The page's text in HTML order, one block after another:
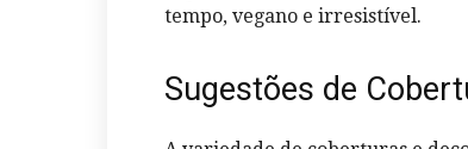
tempo, vegano e irresistível.
Sugestões de